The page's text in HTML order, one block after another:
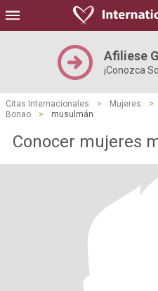
Afiliese
¡Conozca
Citas Internacionales > Mujeres >
Bonao
> musulmán
Conocer mujeres